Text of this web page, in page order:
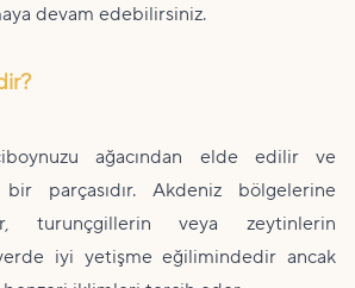
devam edebilirsiniz.
ağacından elde edilir ve
parçasıdır. Akdeniz bölgelerine
turunçgillerin veya zeytinlerin
iyi yetişme eğilimindedir ancak